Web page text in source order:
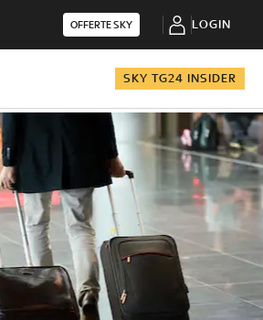
OFFERTE SKY LOGIN
SKY TG24 INSIDER